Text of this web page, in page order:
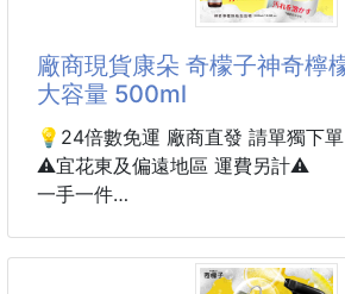
懶人終於可以一邊吃好吃的 一邊變漂
原料到製作完完全全皆韓國產，1小
#韓國 #蜂蜜檸檬 #原蛋白粉 #食品
廠商現貨康朵 奇檬子神奇檸
大容量 500ml
💡24倍數免運 廠商直發 請單獨下單
⚠️宜花東及偏遠地區 運費另計⚠️
一手一件
奇檬子神奇檸檬除垢泡泡噴 大容量